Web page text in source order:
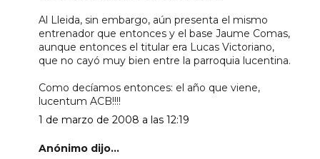
Al Lleida, sin embargo, aún presenta el mismo
entrenador que entonces y el base Jaume Comas,
aunque entonces el titular era Lucas Victoriano,
que no cayó muy bien entre la parroquia lucentina.
Como decíamos entonces: el año que viene,
lucentum ACB!!!!
1 de marzo de 2008 a las 12:19
Anónimo dijo...